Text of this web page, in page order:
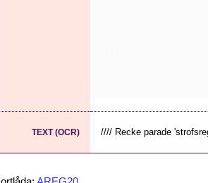
TEXT (OCR) //// Recke parade